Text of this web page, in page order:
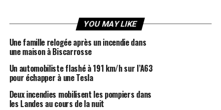
YOU MAY LIKE
Une famille relogée après un incendie dans
une maison à Biscarrosse
Un automobiliste flashé à 191 km/h sur l’A63
pour échapper à une Tesla
Deux incendies mobilisent les pompiers dans
les Landes au cours de la nuit